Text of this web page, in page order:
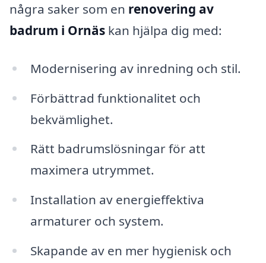
några saker som en renovering av
badrum i Ornäs kan hjälpa dig med:
Modernisering av inredning och stil.
Förbättrad funktionalitet och
bekvämlighet.
Rätt badrumslösningar för att
maximera utrymmet.
Installation av energieffektiva
armaturer och system.
Skapande av en mer hygienisk och